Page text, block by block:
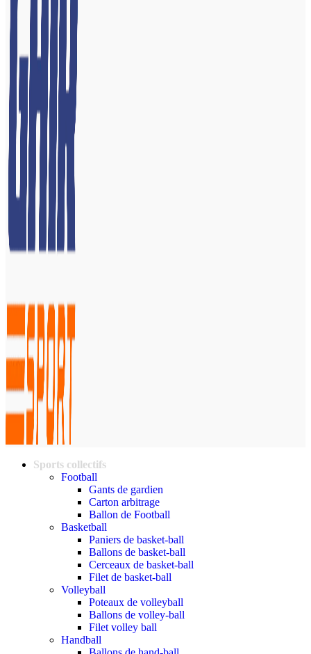
Sports collectifs
Football
Gants de gardien
Carton arbitrage
Ballon de Football
Basketball
Paniers de basket-ball
Ballons de basket-ball
Cerceaux de basket-ball
Filet de basket-ball
Volleyball
Poteaux de volleyball
Ballons de volley-ball
Filet volley ball
Handball